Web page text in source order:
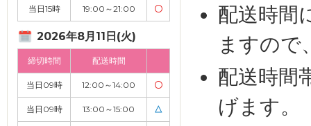
当日15時 19:00～21:00 〇
2026年8月11日(火)
締切時間 配送時間
当日09時 12:00～14:00 〇
当日09時 13:00～15:00 △
配送時間
ますので
配送時間
げます。